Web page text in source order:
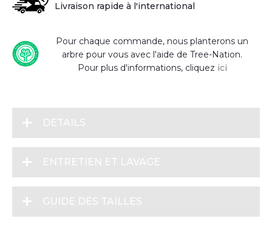
Livraison rapide à l'international
Pour chaque commande, nous planterons un
arbre pour vous avec l'aide de Tree-Nation.
Pour plus d'informations, cliquez ici
DETAILS
ENTRETIEN ET LAVAGE
GUIDE DES TAILLES